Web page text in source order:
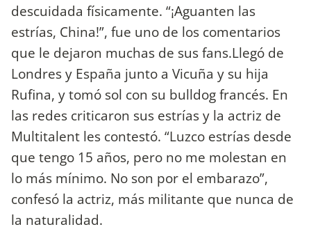
descuidada físicamente. “¡Aguanten las
estrías, China!”, fue uno de los comentarios
que le dejaron muchas de sus fans.Llegó de
Londres y España junto a Vicuña y su hija
Rufina, y tomó sol con su bulldog francés. En
las redes criticaron sus estrías y la actriz de
Multitalent les contestó. “Luzco estrías desde
que tengo 15 años, pero no me molestan en
lo más mínimo. No son por el embarazo”,
confesó la actriz, más militante que nunca de
la naturalidad.